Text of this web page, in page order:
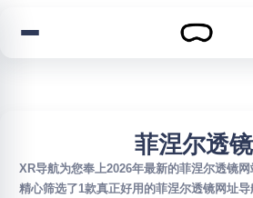
菲涅尔透镜
XR导航为您奉上2026年最新的菲涅尔透镜
精心筛选了1款真正好用的菲涅尔透镜网址